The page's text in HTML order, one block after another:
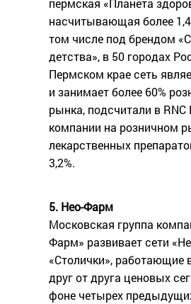
пермская «Планета
насчитывающая более
том числе под брендом
детства», в 50 городах
Пермском крае сеть
и занимает более 60%
рынка, подсчитали в
компании на розничном
лекарственных
3,2%.
5. Нео-Фарм
Московская группа
Фарм» развивает сети
«Столички», работающие
друг от друга ценовых
фоне четырех